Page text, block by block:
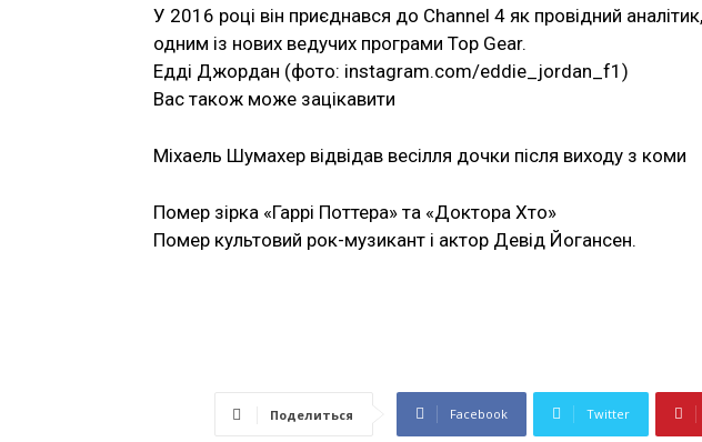
У 2016 році він приєднався до Channel 4 як провідний
одним із нових ведучих програми Top Gear.
Едді Джордан (фото: instagram.com/eddie_jordan_f1)
Вас також може зацікавити
Міхаель Шумахер відвідав весілля дочки після виходу з коми
Помер зірка «Гаррі Поттера» та «Доктора Хто»
Помер культовий рок-музикант і актор Девід Йогансен.
Поделиться Facebook Twitter